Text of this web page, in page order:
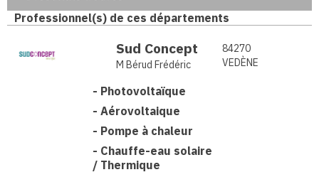
Professionnel(s) de ces départements
Sud Concept
M Bérud Frédéric
84270
VEDÈNE
- Photovoltaïque
- Aérovoltaique
- Pompe à chaleur
- Chauffe-eau solaire
/ Thermique